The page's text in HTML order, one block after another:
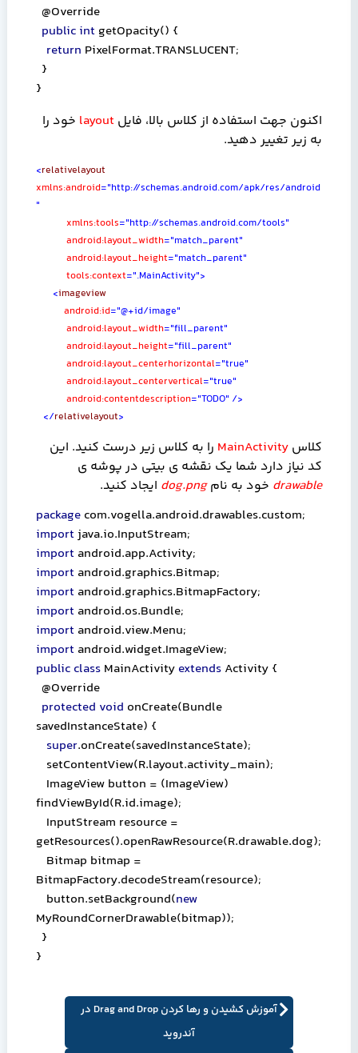
@Override
public int getOpacity() {
return PixelFormat.TRANSLUCENT;
}
}
اکنون جهت استفاده از کلاس بالا، فایل layout خود را
به زیر تغییر دهید.
<relativelayout
xmlns:android="http://schemas.android.com/apk/res/android
"
xmlns:tools="http://schemas.android.com/tools"
android:layout_width="match_parent"
android:layout_height="match_parent"
tools:context=".MainActivity">
<imageview
android:id="@+id/image"
android:layout_width="fill_parent"
android:layout_height="fill_parent"
android:layout_centerhorizontal="true"
android:layout_centervertical="true"
android:contentdescription="TODO" />
</relativelayout>
کلاس MainActivity را به کلاس زیر درست کنید. این
کد نیاز دارد شما یک نقشه ی بیتی در پوشه ی
drawable خود به نامdog.png ایجاد کنید.
package com.vogella.android.drawables.custom;
importjava.io.InputStream;
import android.app.Activity;
import android.graphics.Bitmap;
import android.graphics.BitmapFactory;
import android.os.Bundle;
import android.view.Menu;
import android.widget.ImageView;
public class MainActivity extends Activity {
@Override
protected void onCreate(Bundle
savedInstanceState) {
super.onCreate(savedInstanceState);
setContentView(R.layout.activity_main);
ImageView button = (ImageView)
findViewById(R.id.image);
InputStream resource =
getResources().openRawResource(R.drawable.dog);
Bitmap bitmap =
BitmapFactory.decodeStream(resource);
button.setBackground(new
MyRoundCornerDrawable(bitmap));
}
}
آموزش کشیدن و رها کردن Drag and Drop در
آندروید